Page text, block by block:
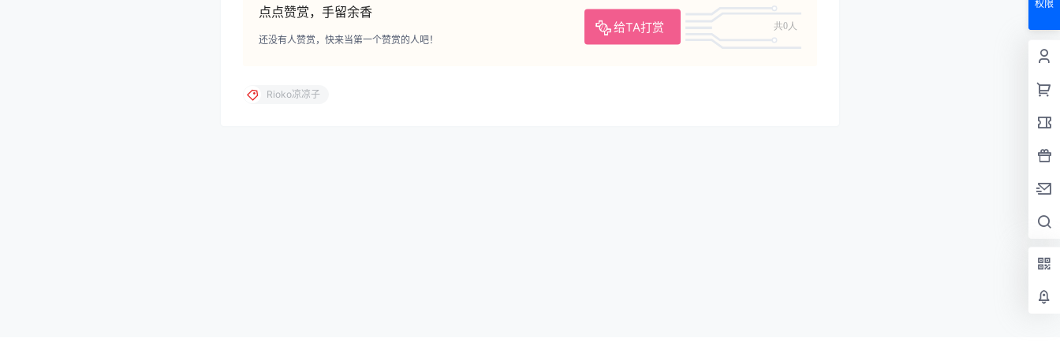
点点赞赏，手留余香
给TA打赏 共0人
还没有人赞赏，快来当第一个赞赏的人吧！
Rioko凉凉子
权限